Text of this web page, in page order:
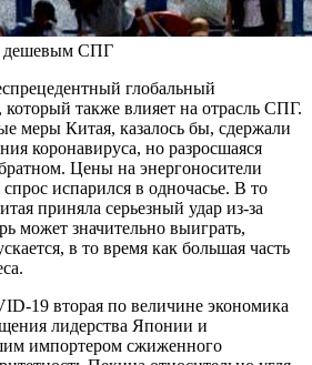
дешевым СПГ
глобальный
также влияет на отрасль СПГ.
меры Китая, казалось бы, сдержали
коронавируса, но разросшаяся
Цены на энергоносители
испарился в одночасье. В то
приняла серьезный удар из-за
может значительно выиграть,
в то время как большая часть
19 вторая по величине экономика
лидерства Японии и
импортером сжиженного